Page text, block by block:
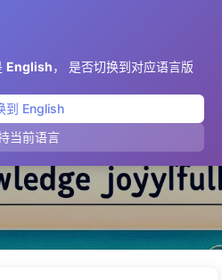
English， 是否切换到对应语言版
到 English
当前语言
на